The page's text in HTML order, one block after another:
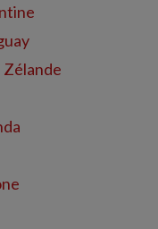
Zélande